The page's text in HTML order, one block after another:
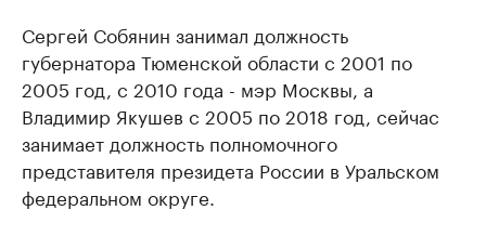
Сергей Собянин занимал должность
губернатора Тюменской области с 2001 по
2005 год, с 2010 года - мэр Москвы, а
Владимир Якушев с 2005 по 2018 год, сейчас
занимает должность полномочного
представителя президета России в Уральском
федеральном округе.